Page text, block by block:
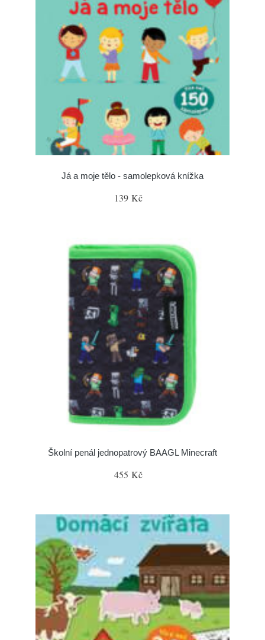
Já a moje tělo - samolepková knížka
139 Kč
Školní penál jednopatrový BAAGL Minecraft
455 Kč